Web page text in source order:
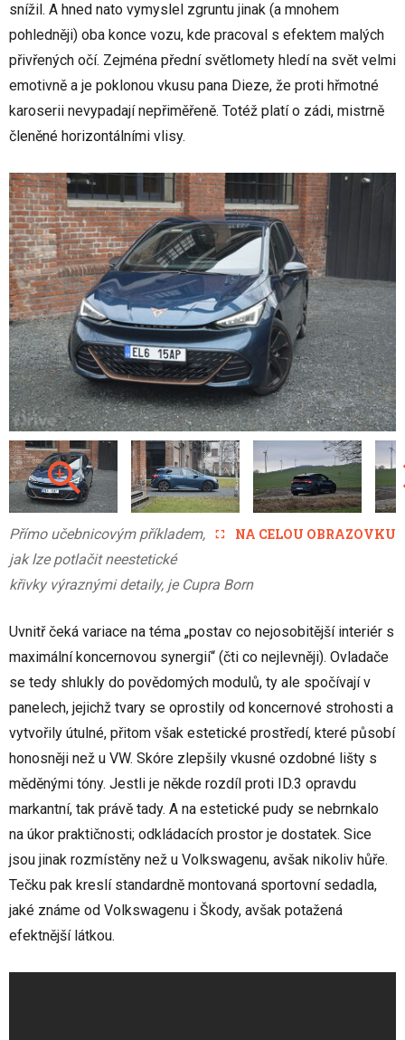
snížil. A hned nato vymyslel zgruntu jinak (a mnohem
pohledněji) oba konce vozu, kde pracoval s efektem malých
přivřených očí. Zejména přední světlomety hledí na svět velmi
emotivně a je poklonou vkusu pana Dieze, že proti hřmotné
karoserii nevypadají nepřiměřeně. Totéž platí o zádi, mistrně
členěné horizontálními vlisy.
NA CELOU OBRAZOVKU
Přímo učebnicovým příkladem,
jak lze potlačit neestetické
křivky výraznými detaily, je Cupra Born
Uvnitř čeká variace na téma „postav co nejosobitější interiér s
maximální koncernovou synergií“ (čti co nejlevněji). Ovladače
se tedy shlukly do povědomých modulů, ty ale spočívají v
panelech, jejichž tvary se oprostily od koncernové strohosti a
vytvořily útulné, přitom však estetické prostředí, které působí
honosněji než u VW. Skóre zlepšily vkusné ozdobné lišty s
měděnými tóny. Jestli je někde rozdíl proti ID.3 opravdu
markantní, tak právě tady. A na estetické pudy se nebrnkalo
na úkor praktičnosti; odkládacích prostor je dostatek. Sice
jsou jinak rozmístěny než u Volkswagenu, avšak nikoliv hůře.
Tečku pak kreslí standardně montovaná sportovní sedadla,
jaké známe od Volkswagenu i Škody, avšak potažená
efektnější látkou.